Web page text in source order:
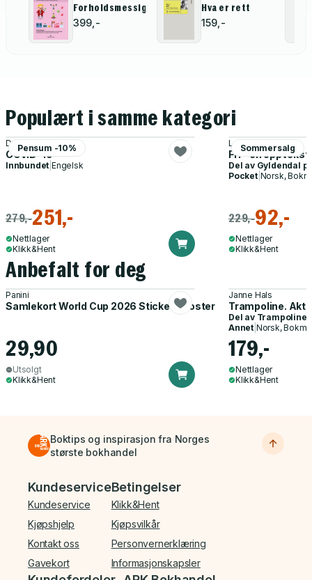
Forholdsmessighet
399,-
Hva er rett
159,-
Populært i samme kategori
Pensum -10%
Debora MacKenzie
COVID-19
Innbundet |Engelsk
279,-251,-
Nettlager
Klikk&Hent
Sommersalg
Lea Ypi
Fri - en
Del av Gyldendal
Pocket| Norsk,
229,-92,-
Nettlager
Klikk&Hent
Anbefalt for deg
Panini
Samlekort World Cup 2026 Sticker Booster
29,90
Utsolgt
Klikk&Hent
Janne Hals
Trampoline.
Del av Trampoline
Annet| Norsk,
179,-
Nettlager
Klikk&Hent
Boktips og inspirasjon fra Norges
største bokhandel
Bunnmeny
Kundeservice
Kundeservice
Kjøpshjelp
Kontakt oss
Gavekort
Betingelser
Klikk&Hent
Kjøpsvilkår
Personvernerklæring
Informasjonskapsler